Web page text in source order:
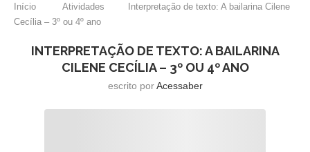
Início Atividades
Interpretação de texto: A bailarina Cilene
Cecília – 3º ou 4º ano
INTERPRETAÇÃO DE TEXTO: A BAILARINA
CILENE CECÍLIA – 3º OU 4º ANO
escrito porAcessaber